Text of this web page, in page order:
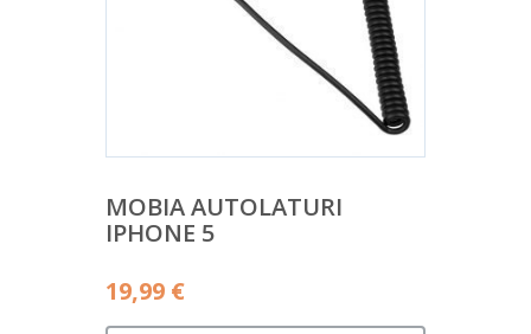
MOBIA AUTOLATURI
IPHONE 5
19,99 €